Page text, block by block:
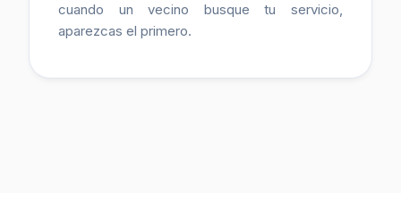
cuando un vecino busque tu servicio,
aparezcas el primero.